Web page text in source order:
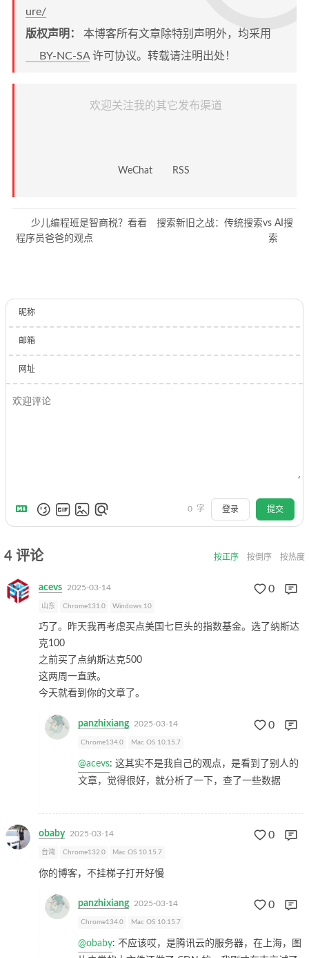
ure/
版权声明： 本博客所有文章除特别声明外，均采用
BY-NC-SA许可协议。转载请注明出处！
欢迎关注我的其它发布渠道
WeChat RSS
少儿编程班是智商税？看看
程序员爸爸的观点
搜索新旧之战：传统搜索vs AI搜
索
昵称
邮箱
网址
0 字 登录 提交
4 评论 按正序 按倒序 按热度
acevs 2025-03-14 0
山东 Chrome131.0 Windows 10
巧了。昨天我再考虑买点美国七巨头的指数基金。选了纳斯达
克100
之前买了点纳斯达克500
这两周一直跌。
今天就看到你的文章了。
panzhixiang 2025-03-14 0
Chrome134.0 Mac OS 10.15.7
@acevs: 这其实不是我自己的观点，是看到了别人的
文章，觉得很好，就分析了一下，查了一些数据
obaby 2025-03-14 0
台湾 Chrome132.0 Mac OS 10.15.7
你的博客，不挂梯子打开好慢
panzhixiang 2025-03-14 0
Chrome134.0 Mac OS 10.15.7
@obaby: 不应该哎，是腾讯云的服务器，在上海，图